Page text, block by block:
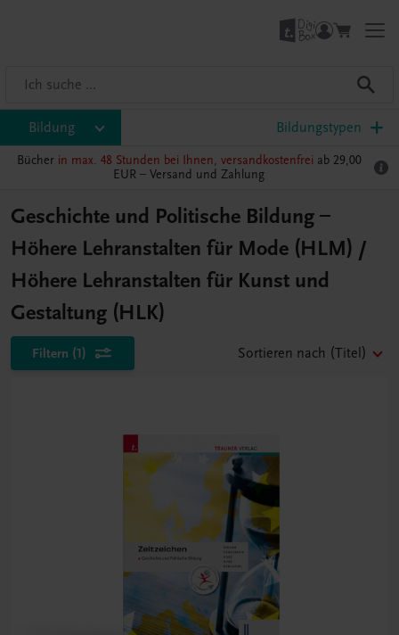
Bildung Bildungstypen
Bücher in max. 48 Stunden bei Ihnen, versandkostenfrei ab 29,00
EUR – Versand und Zahlung
Geschichte und Politische Bildung –
Höhere Lehranstalten für Mode (HLM) /
Höhere Lehranstalten für Kunst und
Gestaltung (HLK)
Filtern (1) Sortieren nach (Titel)